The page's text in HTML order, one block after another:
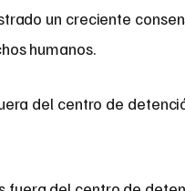
un creciente
humanos.